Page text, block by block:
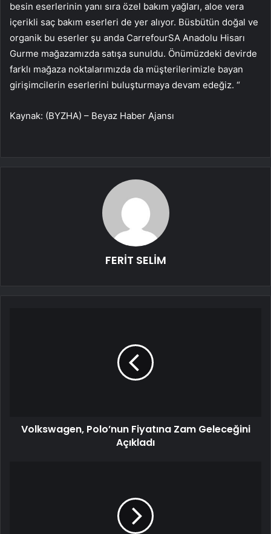
besin eserlerinin yanı sıra özel bakım yağları, aloe vera
içerikli saç bakım eserleri de yer alıyor. Büsbütün doğal ve
organik bu eserler şu anda CarrefourSA Anadolu Hisarı
Gurme mağazamızda satışa sunuldu. Önümüzdeki devirde
farklı mağaza noktalarımızda da müşterilerimizle bayan
girişimcilerin eserlerini buluşturmaya devam edeğiz. “
Kaynak: (BYZHA) – Beyaz Haber Ajansı
FERİT SELİM
Volkswagen, Polo’nun Fiyatına Zam Geleceğini
Açıkladı